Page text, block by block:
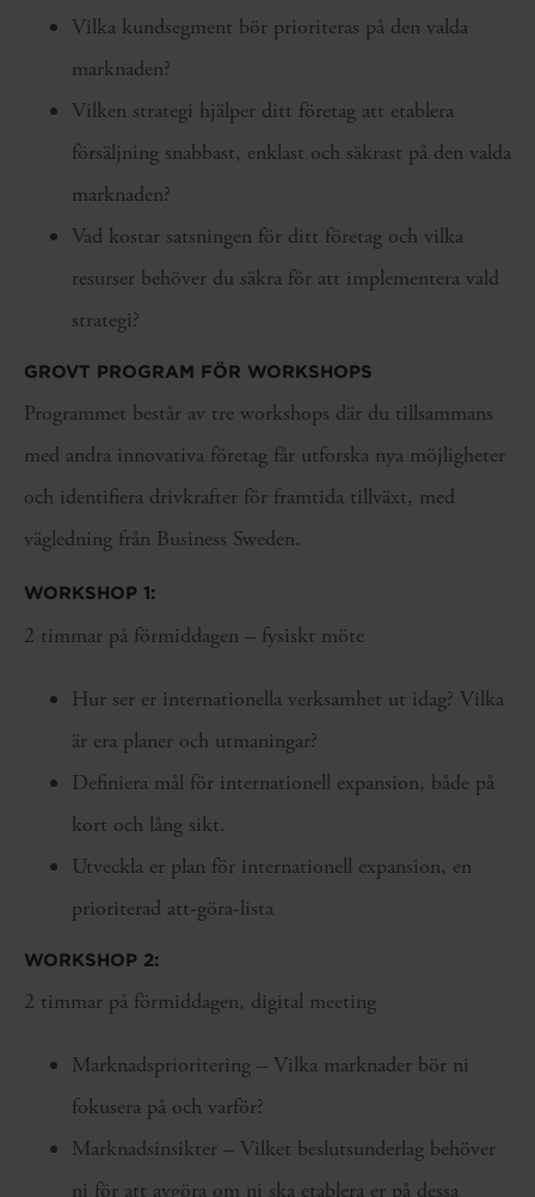
Vilka kundsegment bör prioriteras på den valda
marknaden?
Vilken strategi hjälper ditt företag att etablera
försäljning snabbast, enklast och säkrast på den valda
marknaden?
Vad kostar satsningen för ditt företag och vilka
resurser behöver du säkra för att implementera vald
strategi?
GROVT PROGRAM FÖR WORKSHOPS
Programmet består av tre workshops där du tillsammans
med andra innovativa företag får utforska nya möjligheter
och identifiera drivkrafter för framtida tillväxt, med
vägledning från Business Sweden.
WORKSHOP 1:
2 timmar på förmiddagen – fysiskt möte
Hur ser er internationella verksamhet ut idag? Vilka
är era planer och utmaningar?
Definiera mål för internationell expansion, både på
kort och lång sikt.
Utveckla er plan för internationell expansion, en
prioriterad att-göra-lista
WORKSHOP 2:
2 timmar på förmiddagen, digital meeting
Marknadsprioritering – Vilka marknader bör ni
fokusera på och varför?
Marknadsinsikter – Vilket beslutsunderlag behöver
ni för att avgöra om ni ska etablera er på dessa